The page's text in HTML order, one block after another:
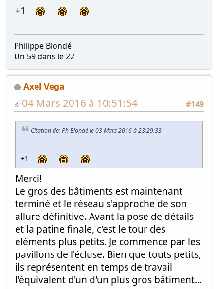
+1
Philippe Blondé
Un 59 dans le 22
Axel Vega
#149
04 Mars 2016 à 10:51:54
Citation de: Ph Blondé le 03 Mars 2016 à 23:29:33
+1
Merci!
Le gros des bâtiments est maintenant
terminé et le réseau s'approche de son
allure définitive. Avant la pose de détails
et la patine finale, c'est le tour des
éléments plus petits. Je commence par les
pavillons de l'écluse. Bien que touts petits,
ils représentent en temps de travail
l'équivalent d'un d'un plus gros bâtiment...